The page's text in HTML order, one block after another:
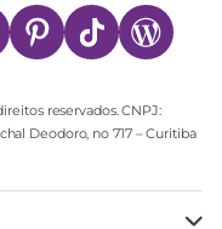
reservados. CNPJ:
Deodoro, no 717 – Curitiba